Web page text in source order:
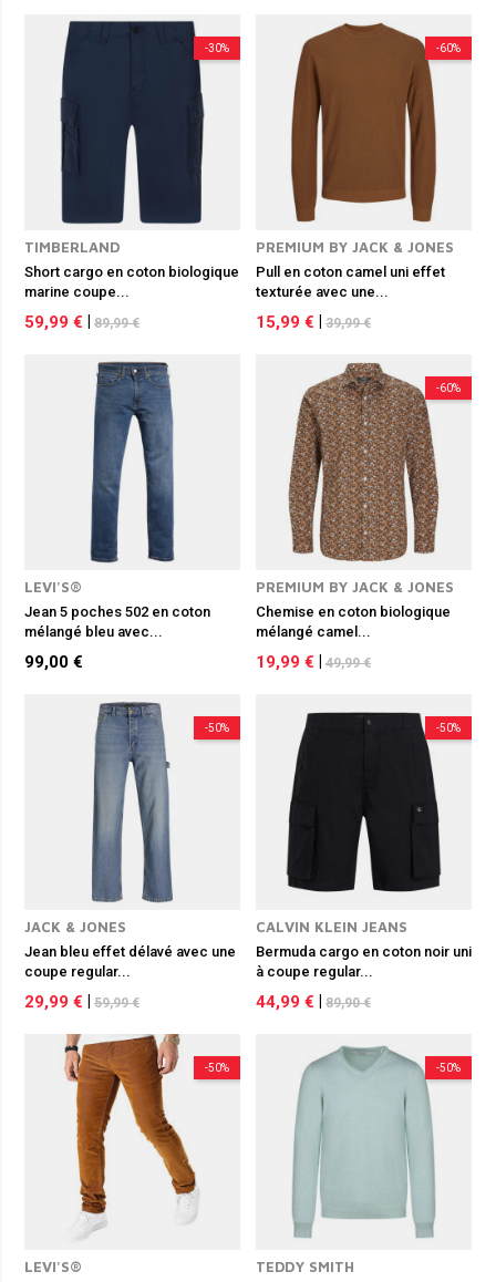
-30%
TIMBERLAND
Short cargo en coton biologique
marine coupe...
59,99 € 89,99 €
-60%
PREMIUM BY JACK & JONES
Pull en coton camel uni effet
texturée avec une...
15,99 € 39,99 €
LEVI'S®
Jean 5 poches 502 en coton
mélangé bleu avec...
99,00 €
-60%
PREMIUM BY JACK & JONES
Chemise en coton biologique
mélangé camel...
19,99 € 49,99 €
-50%
JACK & JONES
Jean bleu effet délavé avec une
coupe regular...
29,99 € 59,99 €
-50%
CALVIN KLEIN JEANS
Bermuda cargo en coton noir uni
à coupe regular...
44,99 € 89,90 €
-50%
LEVI'S®
-50%
TEDDY SMITH